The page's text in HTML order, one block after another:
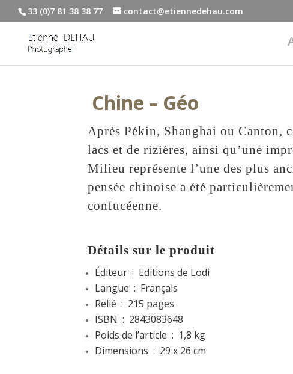
33 (0)7 81 38 38 77 contact@etiennedehau.com
Chine – Géo
Après Pékin, Shanghai ou Canton,
lacs et de rizières, ainsi qu’une
Milieu représente l’une des plus
pensée chinoise a été
confucéenne.
Détails sur le produit
Éditeur ‏ : ‎ Editions de Lodi
Langue ‏ : ‎ Français
Relié ‏ : ‎ 215 pages
ISBN ‏ : ‎ 2843083648
Poids de l’article ‏ : ‎ 1,8 kg
Dimensions ‏ : ‎ 29 x 26 cm